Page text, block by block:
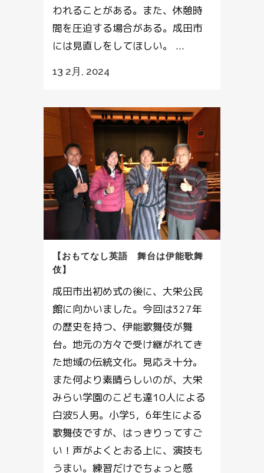
われることがある。また、休憩時
間を圧迫する場合がある。成田市
には見直しをしてほしい。 ...
13 2月, 2024
【おもてなし英語 舞台は伊能歌舞
伎】
成田市出初め式の後に、大栄公民
館に向かいました。今回は327年
の歴史を持つ、伊能歌舞伎が舞
台。地元の方々で受け継がれてき
た地域の伝統文化。見応え十分。
また何より素晴らしいのが、大栄
みらい学園のこども達10人による
白波5人男。小学5，6年生による
歌舞伎ですが、はっきりってすご
い！声がよくとおる上に、演技も
うまい。練習だけでちょっと感